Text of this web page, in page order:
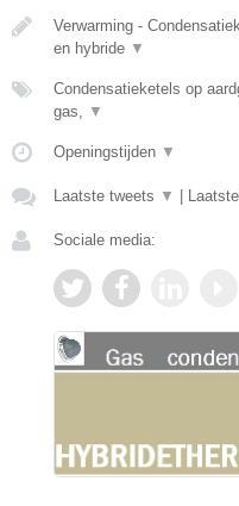
Verwarming -
en hybride ▼
Condensatieketels op
gas,
▼
Openingstijden ▼
Laatste tweets ▼ |
Sociale media: